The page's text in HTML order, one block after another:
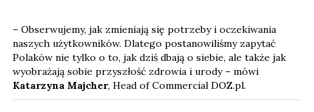
– Obserwujemy, jak zmieniają się potrzeby i oczekiwania
naszych użytkowników. Dlatego postanowiliśmy zapytać
Polaków nie tylko o to, jak dziś dbają o siebie, ale także jak
wyobrażają sobie przyszłość zdrowia i urody – mówi
Katarzyna Majcher, Head of Commercial DOZ.pl.